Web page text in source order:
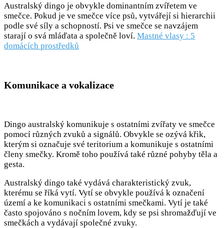
Australský dingo je obvykle dominantním zvířetem ve
smečce. Pokud je ve smečce více psů, vytvářejí si hierarchii
podle své síly a schopností. Psi ve smečce se navzájem
starají o svá mláďata a společně loví. Mastné vlasy : 5
domácích prostředků
Komunikace a vokalizace
Dingo australský komunikuje s ostatními zvířaty ve smečce
pomocí různých zvuků a signálů. Obvykle se ozývá křik,
kterým si označuje své teritorium a komunikuje s ostatními
členy smečky. Kromě toho používá také různé pohyby těla a
gesta.
Australský dingo také vydává charakteristický zvuk,
kterému se říká vytí. Vytí se obvykle používá k označení
území a ke komunikaci s ostatními smečkami. Vytí je také
často spojováno s nočním lovem, kdy se psi shromažďují ve
smečkách a vydávají společné zvuky.